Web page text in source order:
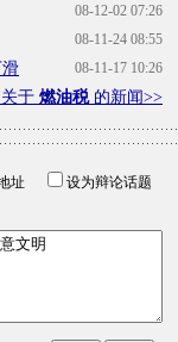
08-12-02 07:26
08-11-24 08:55
08-11-17 10:26
于 燃油税的新闻>>
址
设为辩论话题